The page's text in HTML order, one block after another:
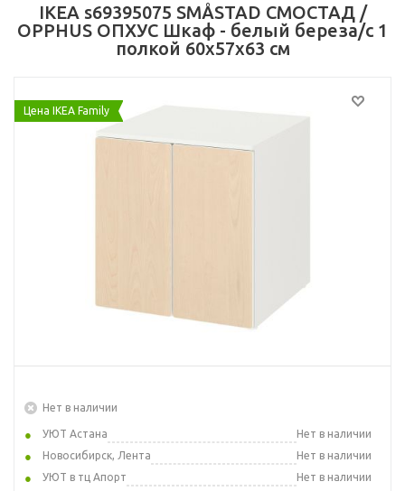
IKEA s69395075 SMÅSTAD СМОСТАД /
OPPHUS ОПХУС Шкаф - белый береза/с 1
полкой 60x57x63 см
Цена IKEA Family
Нет в наличии
УЮТ Астана
Нет в наличии
Новосибирск, Лента
Нет в наличии
УЮТ в тц Апорт
Нет в наличии